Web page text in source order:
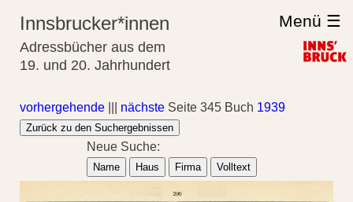
Innsbrucker*innen
Adressbücher aus dem
19. und 20. Jahrhundert
Menü ☰
vorhergehende nächste Seite 345 Buch 1939
Zurück zu den Suchergebnissen
Neue Suche:
Name Haus Firma Volltext